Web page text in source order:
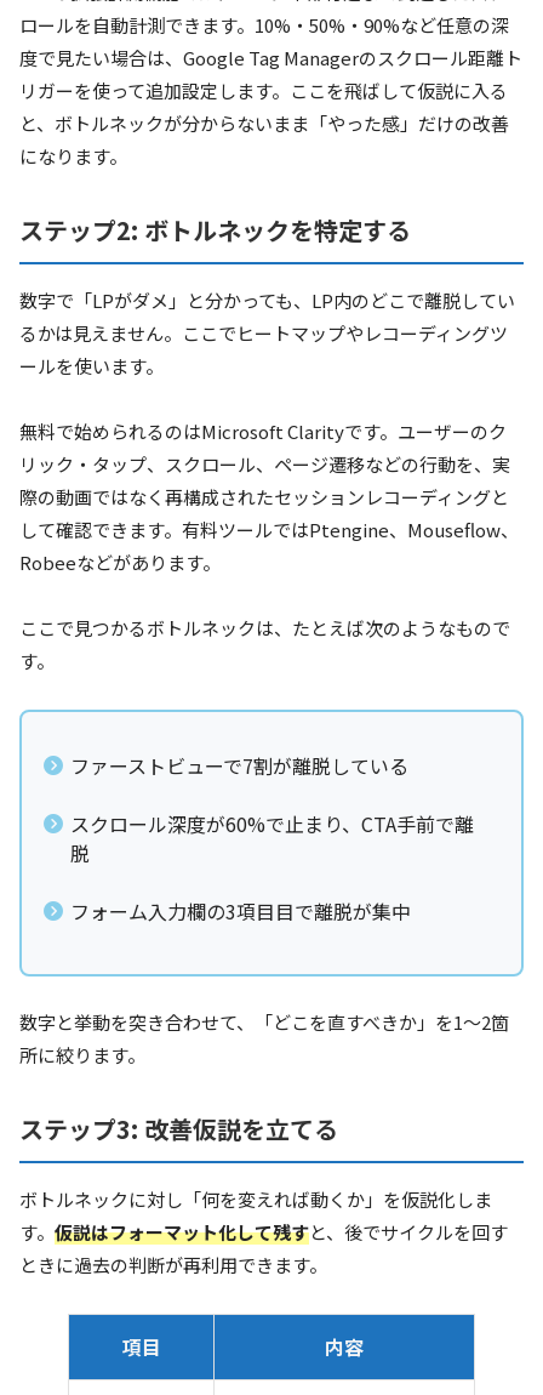
ロールを自動計測できます。10%・50%・90%など任意の深
度で見たい場合は、Google Tag Managerのスクロール距離ト
リガーを使って追加設定します。ここを飛ばして仮説に入る
と、ボトルネックが分からないまま「やった感」だけの改善
になります。
ステップ2: ボトルネックを特定する
数字で「LPがダメ」と分かっても、LP内のどこで離脱してい
るかは見えません。ここでヒートマップやレコーディングツ
ールを使います。
無料で始められるのはMicrosoft Clarityです。ユーザーのク
リック・タップ、スクロール、ページ遷移などの行動を、実
際の動画ではなく再構成されたセッションレコーディングと
して確認できます。有料ツールではPtengine、Mouseflow、
Robeeなどがあります。
ここで見つかるボトルネックは、たとえば次のようなもので
す。
ファーストビューで7割が離脱している
スクロール深度が60%で止まり、CTA手前で離
脱
フォーム入力欄の3項目目で離脱が集中
数字と挙動を突き合わせて、「どこを直すべきか」を1〜2箇
所に絞ります。
ステップ3: 改善仮説を立てる
ボトルネックに対し「何を変えれば動くか」を仮説化しま
す。 仮説はフォーマット化して残すと、後でサイクルを回す
ときに過去の判断が再利用できます。
項目 内容